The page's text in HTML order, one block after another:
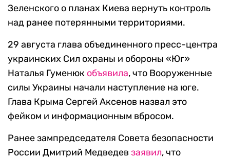
Зеленского о планах Киева вернуть контроль
над ранее потерянными территориями.
29 августа глава объединенного пресс-центра
украинских Сил охраны и обороны «Юг»
Наталья Гуменюк объявила, что Вооруженные
силы Украины начали наступление на юге.
Глава Крыма Сергей Аксенов назвал это
фейком и информационным вбросом.
Ранее зампредседателя Совета безопасности
России Дмитрий Медведев заявил, что